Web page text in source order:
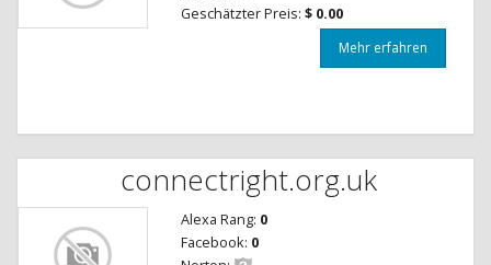
Geschätzter Preis: $ 0.00
Mehr erfahren
connectright.org.uk
Alexa Rang: 0
Facebook: 0